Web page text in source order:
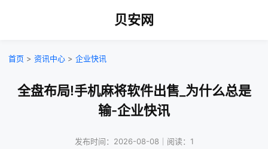
贝安网
首页 > 资讯中心 > 企业快讯
全盘布局!手机麻将软件出售_为什么总是
输-企业快讯
发布时间：2026-08-08｜阅读：1